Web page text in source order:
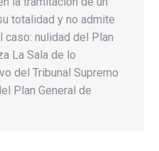
totalidad y no admite
nulidad del Plan
La Sala de lo
del Tribunal Supremo
Plan General de